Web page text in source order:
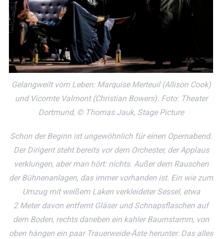
Gelangweilt vom Leben: Marquise Merteuil (Allison Cook)
und Vicomte Valmont (Christian Bowers). Foto: Theater
Dortmund, © Thomas Jauk, Stage Picture
Schon der Beginn ist ungewöhnlich für einen Opernabend.
Der Dirigent steht bereits vor dem Orchester, der Applaus
verklungen, aber man hört: nichts. Außer dem Rauschen
der Bühnenanlagen, das immer vorhanden ist. Ein wie zum
Umzug mit weißem Laken verkleideter Sessel, etwa
2 Meter davon entfernt Gläser und Schnapsflaschen auf
dem Boden, rechts daneben ein kahler Baumstamm, von
oben hängen ein paar Trauerweide-Äste herunter. Das alles